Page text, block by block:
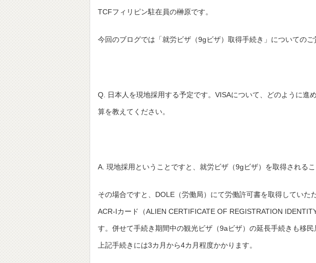
TCFフィリピン駐在員の榊原です。
今回のブログでは「就労ビザ（9gビザ）取得手続き」についてのご
Q. 日本人を現地採用する予定です。VISAについて、どのように進
算を教えてください。
A. 現地採用ということですと、就労ビザ（9gビザ）を取得されるこ
その場合ですと、DOLE（労働局）にて労働許可書を取得していた
ACR-Iカード（ALIEN CERTIFICATE OF REGISTRATION
す。併せて手続き期間中の観光ビザ（9aビザ）の延長手続きも移
上記手続きには3カ月から4カ月程度かかります。